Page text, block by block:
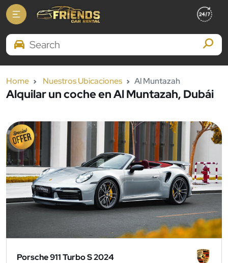
Search Brands
Home Nuestros Ubicaciones Al Muntazah
Alquilar un coche en Al Muntazah, Dubái
Porsche 911 Turbo S 2024